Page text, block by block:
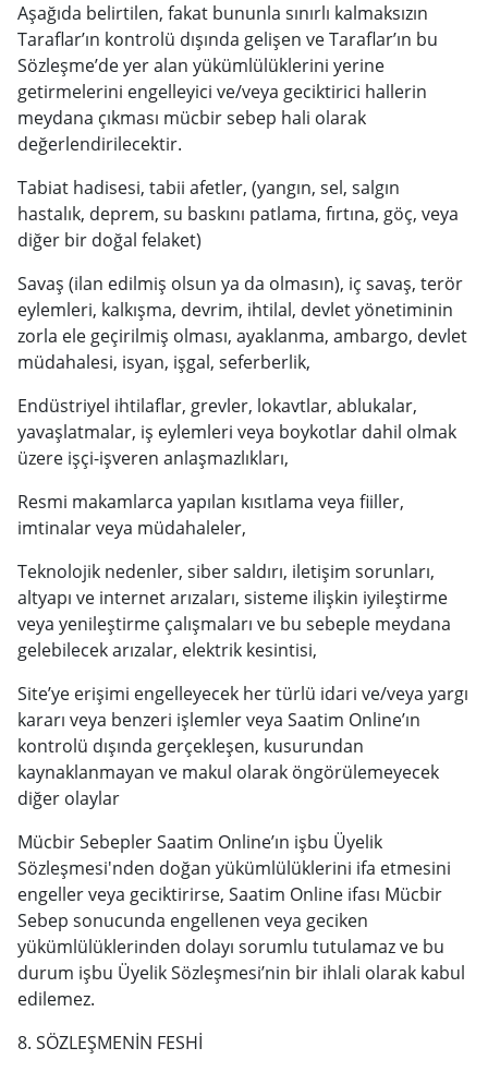
Aşağıda belirtilen, fakat bununla sınırlı kalmaksızın
Taraflar’ın kontrolü dışında gelişen ve Taraflar’ın bu
Sözleşme’de yer alan yükümlülüklerini yerine
getirmelerini engelleyici ve/veya geciktirici hallerin
meydana çıkması mücbir sebep hali olarak
değerlendirilecektir.
Tabiat hadisesi, tabii afetler, (yangın, sel, salgın
hastalık, deprem, su baskını patlama, fırtına, göç, veya
diğer bir doğal felaket)
Savaş (ilan edilmiş olsun ya da olmasın), iç savaş, terör
eylemleri, kalkışma, devrim, ihtilal, devlet yönetiminin
zorla ele geçirilmiş olması, ayaklanma, ambargo, devlet
müdahalesi, isyan, işgal, seferberlik,
Endüstriyel ihtilaflar, grevler, lokavtlar, ablukalar,
yavaşlatmalar, iş eylemleri veya boykotlar dahil olmak
üzere işçi-işveren anlaşmazlıkları,
Resmi makamlarca yapılan kısıtlama veya fiiller,
imtinalar veya müdahaleler,
Teknolojik nedenler, siber saldırı, iletişim sorunları,
altyapı ve internet arızaları, sisteme ilişkin iyileştirme
veya yenileştirme çalışmaları ve bu sebeple meydana
gelebilecek arızalar, elektrik kesintisi,
Site’ye erişimi engelleyecek her türlü idari ve/veya yargı
kararı veya benzeri işlemler veya Saatim Online’ın
kontrolü dışında gerçekleşen, kusurundan
kaynaklanmayan ve makul olarak öngörülemeyecek
diğer olaylar
Mücbir Sebepler Saatim Online’ın işbu Üyelik
Sözleşmesi'nden doğan yükümlülüklerini ifa etmesini
engeller veya geciktirirse, Saatim Online ifası Mücbir
Sebep sonucunda engellenen veya geciken
yükümlülüklerinden dolayı sorumlu tutulamaz ve bu
durum işbu Üyelik Sözleşmesi’nin bir ihlali olarak kabul
edilemez.
8. SÖZLEŞMENİN FESHİ